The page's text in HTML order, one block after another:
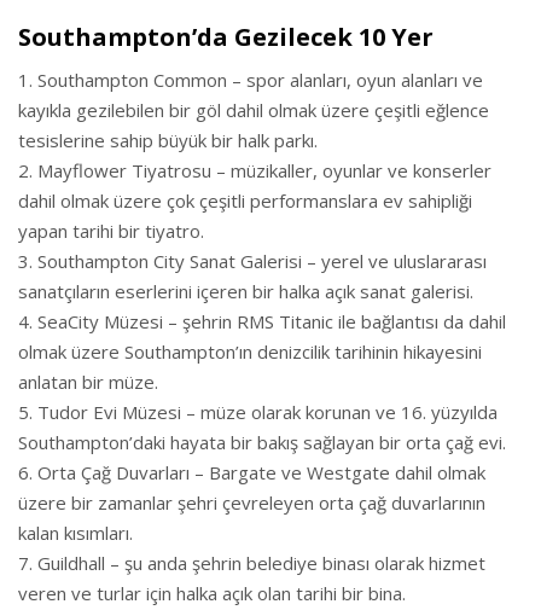
Southampton’da Gezilecek 10 Yer
Southampton Common – spor alanları, oyun alanları ve
kayıkla gezilebilen bir göl dahil olmak üzere çeşitli eğlence
tesislerine sahip büyük bir halk parkı.
Mayflower Tiyatrosu – müzikaller, oyunlar ve konserler
dahil olmak üzere çok çeşitli performanslara ev sahipliği
yapan tarihi bir tiyatro.
Southampton City Sanat Galerisi – yerel ve uluslararası
sanatçıların eserlerini içeren bir halka açık sanat galerisi.
SeaCity Müzesi – şehrin RMS Titanic ile bağlantısı da dahil
olmak üzere Southampton’ın denizcilik tarihinin hikayesini
anlatan bir müze.
Tudor Evi Müzesi – müze olarak korunan ve 16. yüzyılda
Southampton’daki hayata bir bakış sağlayan bir orta çağ evi.
Orta Çağ Duvarları – Bargate ve Westgate dahil olmak
üzere bir zamanlar şehri çevreleyen orta çağ duvarlarının
kalan kısımları.
Guildhall – şu anda şehrin belediye binası olarak hizmet
veren ve turlar için halka açık olan tarihi bir bina.